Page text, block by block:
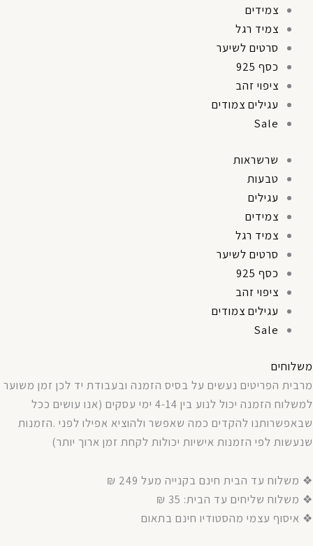
צמידים
צמיד רגל
סרטים לשיער
כסף 925
ציפוי זהב
עגילים צמודים
Sale
שרשראות
טבעות
עגילים
צמידים
צמיד רגל
סרטים לשיער
כסף 925
ציפוי זהב
עגילים צמודים
Sale
משלוחים
מרבית הפריטים נעשים על בסיס הזמנה ובעבודת יד לכן זמן משוער
למשלוח הזמנה יכול לנוע בין ימי עסקים (אנו עושים ככל
שבאפשרותנו להקדים כמה שאפשר ולהוציא אפילו לפני .הזמנות
שנעשות לפי הזמנות אישיות יכולות לקחת זמן ארוך יותר)
❖ משלוח עד הבית חינם בקנייה מעל 249 ₪
❖ משלוח שליחים עד הבית: 35 ₪
❖ איסוף עצמי מהסטודיו חינם בתאום